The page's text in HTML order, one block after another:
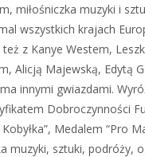
miłośniczka muzyki i
wszystkich krajach
z Kanye Westem,
Alicją Majewską, Edytą
innymi gwiazdami.
Dobroczynności
Medalem “Pro
muzyki, sztuki, podróży,